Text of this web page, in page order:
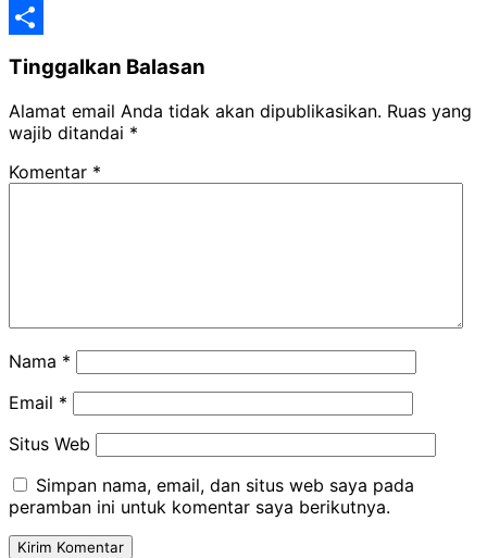
Classroom
Yahoo
Tinggalkan Balasan
Alamat email Anda tidak akan dipublikasikan. Ruas yang
wajib ditandai *
Komentar *
Nama *
Email *
Situs Web
Simpan nama, email, dan situs web saya pada
peramban ini untuk komentar saya berikutnya.